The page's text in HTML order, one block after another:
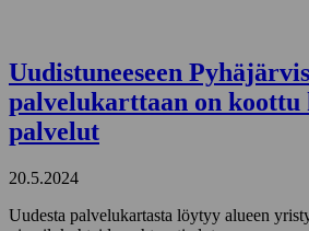
Uudistuneeseen
palvelukarttaan on koottu
palvelut
20.5.2024
Uudesta palvelukartasta löytyy alueen